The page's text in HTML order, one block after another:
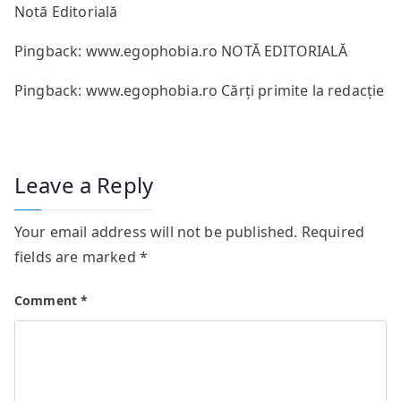
Notă Editorială
Pingback: www.egophobia.ro NOTĂ EDITORIALĂ
Pingback: www.egophobia.ro Cărți primite la redacție
Leave a Reply
Your email address will not be published. Required
fields are marked *
Comment*